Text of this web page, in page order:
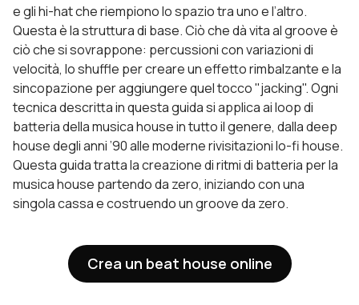
e gli hi-hat che riempiono lo spazio tra uno e l’altro.
Questa è la struttura di base. Ciò che dà vita al groove è
ciò che si sovrappone: percussioni con variazioni di
velocità, lo shuffle per creare un effetto rimbalzante e la
sincopazione per aggiungere quel tocco "jacking". Ogni
tecnica descritta in questa guida si applica ai loop di
batteria della musica house in tutto il genere, dalla deep
house degli anni ’90 alle moderne rivisitazioni lo-fi house.
Questa guida tratta la creazione di ritmi di batteria per la
musica house partendo da zero, iniziando con una
singola cassa e costruendo un groove da zero.
Crea un beat house online